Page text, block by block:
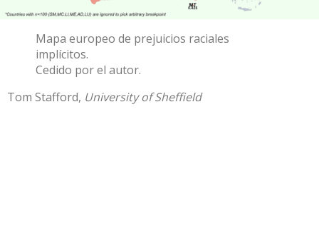
Mapa europeo de prejuicios raciales
implícitos.
Cedido por el autor.
Tom Stafford, University of Sheffield